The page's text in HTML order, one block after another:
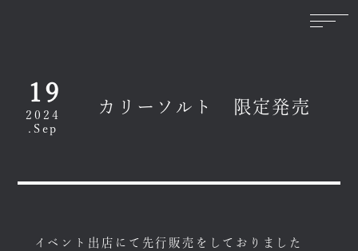
19
2024
.Sep
カリーソルト 限定発売
イベント出店にて先行販売をしておりました